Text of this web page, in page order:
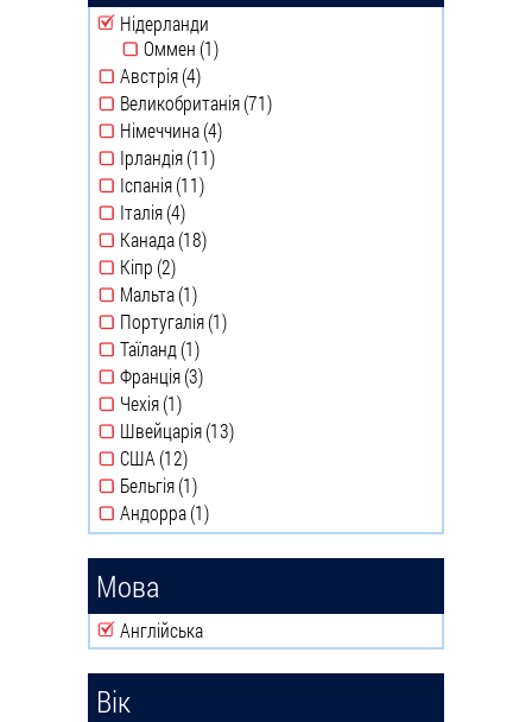
середніх
Remove Нідерланди filter
Нідерланди
Оммен (1)
Австрія (4)
Великобританія (71)
Німеччина (4)
Ірландія (11)
Іспанія (11)
Італія (4)
Канада (18)
Кіпр (2)
Мальта (1)
Португалія (1)
Таїланд (1)
Франція (3)
Чехія (1)
Швейцарія (13)
США (12)
Бельгія (1)
Андорра (1)
Мова
Remove Англійська filter
Англійська
Вік